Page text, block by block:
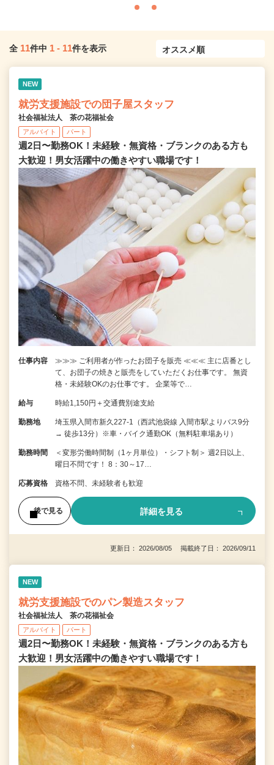
全 11件中 1 - 11件を表示
NEW
就労支援施設での団子屋スタッフ
社会福祉法人 茶の花福祉会
アルバイト パート
週2日〜勤務OK！未経験・無資格・ブランクのある方も
大歓迎！男女活躍中の働きやすい職場です！
仕事内容
≫≫≫ ご利用者が作ったお団子を販売 ≪≪≪ 主に店番とし
て、お団子の焼きと販売をしていただくお仕事です。 無資
格・未経験OKのお仕事です。 企業等で…
給与 時給1,150円＋交通費別途支給
勤務地
埼玉県入間市新久227-1（西武池袋線 入間市駅よりバス9分
→ 徒歩13分）※車・バイク通勤OK（無料駐車場あり）
勤務時間
＜変形労働時間制（1ヶ月単位）・シフト制＞ 週2日以上、
曜日不問です！ 8：30～17…
応募資格 資格不問、未経験者も歓迎
後で見る 詳細を見る
更新日： 2026/08/05 掲載終了日： 2026/09/11
NEW
就労支援施設でのパン製造スタッフ
社会福祉法人 茶の花福祉会
アルバイト パート
週2日〜勤務OK！未経験・無資格・ブランクのある方も
大歓迎！男女活躍中の働きやすい職場です！